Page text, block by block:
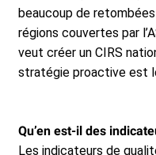
beaucoup de
régions couvertes par
veut créer un CIRS
stratégie proactive est
Qu’en est-il des
Les indicateurs de